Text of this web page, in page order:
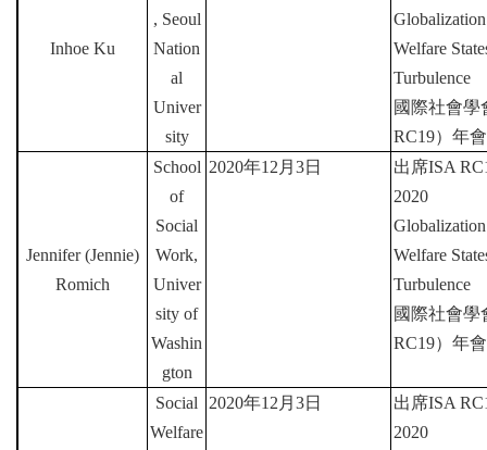
Inhoe Ku
, Seoul
Nation
al
Univer
sity
Welfare
Turbulence
國際社會學
RC19）年會
Jennifer (Jennie)
Romich
School
of
Social
Work,
Univer
sity of
Washin
gton
2020年12 月 3日 出席ISA
2020
Welfare
Turbulence
國際社會學
RC19）年會
Social
Welfare
2020年12 月 3日 出席ISA
2020